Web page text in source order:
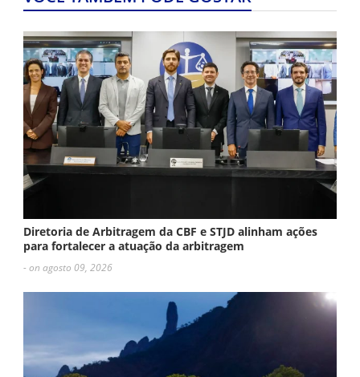
Diretoria de Arbitragem da CBF e STJD alinham ações
para fortalecer a atuação da arbitragem
- on agosto 09, 2026